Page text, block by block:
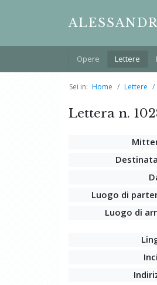
Opere Lettere
Sei in: Home Lettere
Lettera n.
Luogo di
Luogo di